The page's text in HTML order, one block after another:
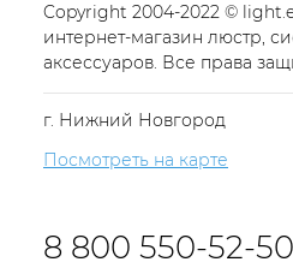
Copyright 2004-2022 ©
интернет-магазин люстр,
аксессуаров. Все права
г. Нижний Новгород
Посмотреть на карте
8 800 550-52-50